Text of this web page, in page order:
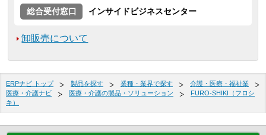
総合受付窓口
インサイドビジネスセンター
卸販売について
ERPナビ トップ 製品を探す 業種・業界で探す
介護・医療・福祉業
医療・介護ナビ
医療・介護の製品・ソリューション
FURO-SHIKI（フロシ
キ）